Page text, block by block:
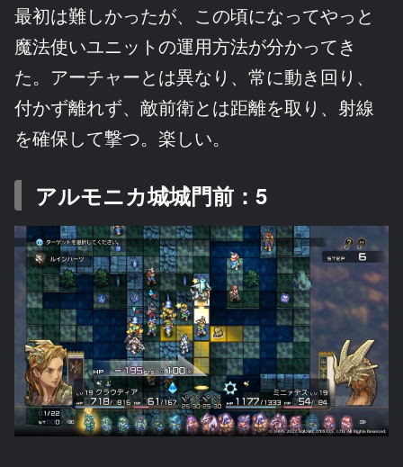
最初は難しかったが、この頃になってやっと
魔法使いユニットの運用方法が分かってき
た。アーチャーとは異なり、常に動き回り、
付かず離れず、敵前衛とは距離を取り、射線
を確保して撃つ。楽しい。
アルモニカ城城門前：5